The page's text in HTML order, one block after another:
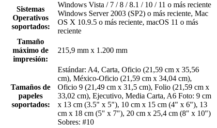
Sistemas
Operativos
soportados:
Windows Vista / 7 / 8 / 8.1 / 10 / 11 o más reciente
Windows Server 2003 (SP2) o más reciente, Mac
OS X 10.9.5 o más reciente, macOS 11 o más
reciente
Tamaño
máximo de
impresión:
215,9 mm x 1.200 mm
Tamaños de
papeles
soportados:
Estándar: A4, Carta, Oficio (21,59 cm x 35,56
cm), México-Oficio (21,59 cm x 34,04 cm),
Oficio 9 (21,49 cm x 31,5 cm), Folio (21,59 cm x
33,02 cm), Ejecutivo, Media Carta, A6 Foto: 9 cm
x 13 cm (3.5" x 5"), 10 cm x 15 cm (4" x 6"), 13
cm x 18 cm (5" x 7"), 20 cm x 25,4 cm (8" x 10")
Sobres: #10